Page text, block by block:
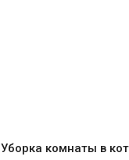
Уборка комнаты в